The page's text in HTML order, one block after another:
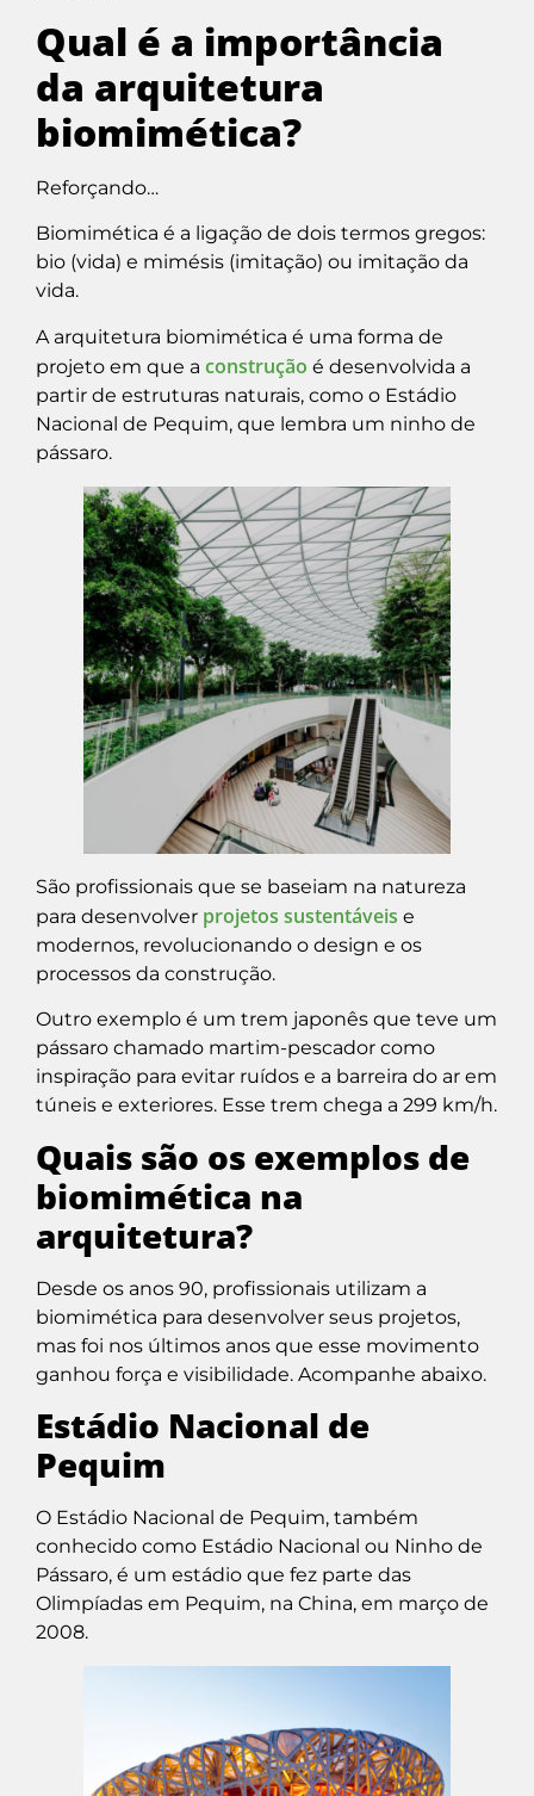
Qual é a importância
da arquitetura
biomimética?
Reforçando…
Biomimética é a ligação de dois termos gregos:
bio (vida) e mimésis (imitação) ou imitação da
vida.
A arquitetura biomimética é uma forma de
projeto em que a construção é desenvolvida a
partir de estruturas naturais, como o Estádio
Nacional de Pequim, que lembra um ninho de
pássaro.
São profissionais que se baseiam na natureza
para desenvolver projetos sustentáveis e
modernos, revolucionando o design e os
processos da construção.
Outro exemplo é um trem japonês que teve um
pássaro chamado martim-pescador como
inspiração para evitar ruídos e a barreira do ar em
túneis e exteriores. Esse trem chega a 299 km/h.
Quais são os exemplos de
biomimética na
arquitetura?
Desde os anos 90, profissionais utilizam a
biomimética para desenvolver seus projetos,
mas foi nos últimos anos que esse movimento
ganhou força e visibilidade. Acompanhe abaixo.
Estádio Nacional de
Pequim
O Estádio Nacional de Pequim, também
conhecido como Estádio Nacional ou Ninho de
Pássaro, é um estádio que fez parte das
Olimpíadas em Pequim, na China, em março de
2008.